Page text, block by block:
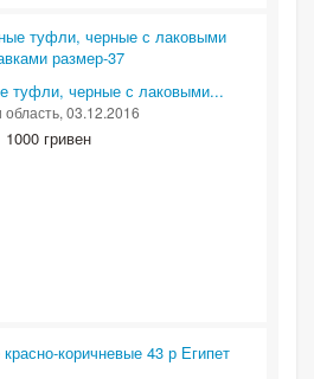
туфли, черные с лаковыми...
область, 03.12.2016
1000 гривен